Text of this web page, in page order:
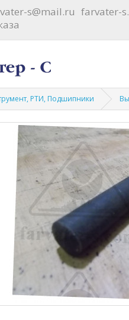
s@mail.ru farvater-
РТИ, Подшипники